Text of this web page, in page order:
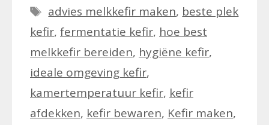
Tags
advies melkkefir maken, beste plek
kefir, fermentatie kefir, hoe best
melkkefir bereiden, hygiëne kefir,
ideale omgeving kefir,
kamertemperatuur kefir, kefir
afdekken, kefir bewaren, Kefir maken,